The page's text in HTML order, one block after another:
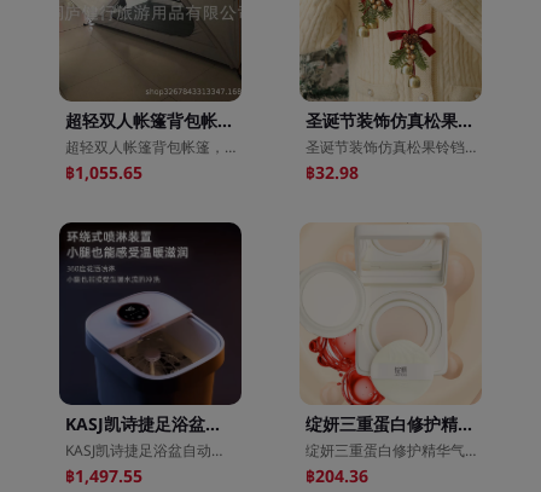
超轻双人帐篷背包帐篷，犀牛轻量野营帐篷，双人超轻铝杆帐篷
超轻双人帐篷背包帐篷，犀牛轻量野营帐篷，双人超轻铝杆帐篷
฿1,055.65
圣诞节装饰仿真松果铃铛挂件圣诞车挂浆果藤圈小花环尤加利小花环
圣诞节装饰仿真松果铃铛挂件圣诞车挂浆果藤圈小花环尤加利小花环
฿32.98
KASJ凯诗捷足浴盆自动按摩泡脚桶泡脚盆加热洗脚盆足疗盆T6
KASJ凯诗捷足浴盆自动按摩泡脚桶泡脚盆加热洗脚盆足疗盆T6
฿1,497.55
绽妍三重蛋白修护精华气垫霜粉底BB霜舒缓保湿修饰肤色敏感肌
绽妍三重蛋白修护精华气垫霜粉底BB霜舒缓保湿修饰肤色敏感肌
฿204.36